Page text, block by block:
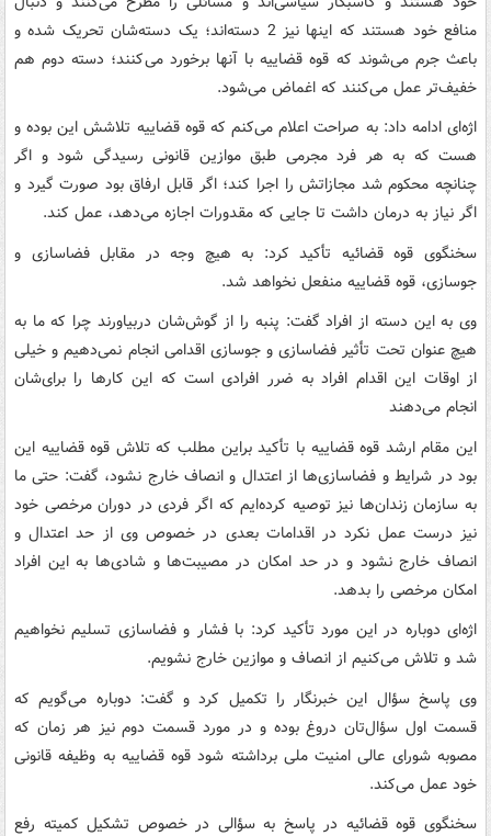
منافع خود هستند که اینها نیز 2 دسته‌اند؛ یک دسته‌شان تحریک شده و
باعث جرم می‌شوند که قوه قضاییه با آنها برخورد می‌کنند؛ دسته دوم هم
خفیف‌تر عمل می‌کنند که اغماض می‌شود.
اژه‌ای ادامه داد: به صراحت اعلام می‌کنم که قوه قضاییه تلاشش این بوده و
هست که به هر فرد مجرمی طبق موازین قانونی رسیدگی شود و اگر
چنانچه محکوم شد مجازاتش را اجرا کند؛ اگر قابل ارفاق بود صورت گیرد و
اگر نیاز به درمان داشت تا جایی که مقدورات اجازه می‌دهد، عمل کند.
سخنگوی قوه قضائیه تأکید کرد: به هیچ وجه در مقابل فضاسازی و
جوسازی، قوه قضاییه منفعل نخواهد شد.
وی به این دسته از افراد گفت: پنبه را از گوش‌شان دربیاورند چرا که ما به
هیچ عنوان تحت تأثیر فضاسازی و جوسازی اقدامی انجام نمی‌دهیم و خیلی
از اوقات این اقدام افراد به ضرر افرادی است که این کارها را برای‌شان
انجام می‌دهند
این مقام ارشد قوه قضاییه با تأکید براین مطلب که تلاش قوه قضاییه این
بود در شرایط و فضاسازی‌ها از اعتدال و انصاف خارج نشود، گفت: حتی ما
به سازمان زندان‌ها نیز توصیه کرده‌ایم که اگر فردی در دوران مرخصی خود
نیز درست عمل نکرد در اقدامات بعدی در خصوص وی از حد اعتدال و
انصاف خارج نشود و در حد امکان در مصیبت‌ها و شادی‌ها به این افراد
امکان مرخصی را بدهد.
اژه‌ای دوباره در این مورد تأکید کرد: با فشار و فضاسازی تسلیم نخواهیم
شد و تلاش می‌کنیم از انصاف و موازین خارج نشویم.
وی پاسخ سؤال این خبرنگار را تکمیل کرد و گفت: دوباره می‌گویم که
قسمت اول سؤال‌تان دروغ بوده و در مورد قسمت دوم نیز هر زمان که
مصوبه شورای عالی امنیت ملی برداشته شود قوه قضاییه به وظیفه قانونی
خود عمل می‌کند.
سخنگوی قوه قضائیه در پاسخ به سؤالی در خصوص تشکیل کمیته رفع